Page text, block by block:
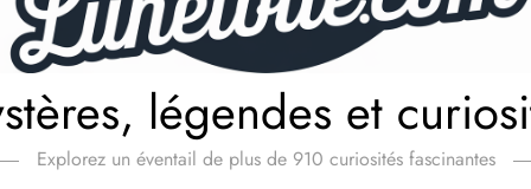
légendes et
Explorez un éventail de plus de 910 curiosités fascinantes